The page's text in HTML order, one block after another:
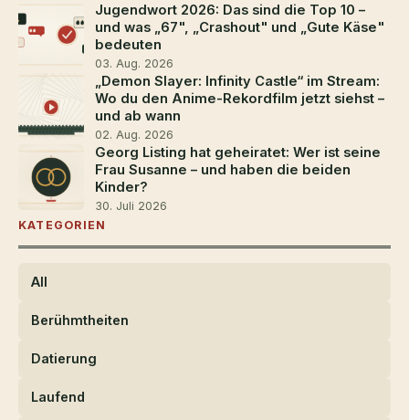
Jugendwort 2026: Das sind die Top 10 –
und was „67", „Crashout" und „Gute Käse"
bedeuten
03. Aug. 2026
„Demon Slayer: Infinity Castle“ im Stream:
Wo du den Anime-Rekordfilm jetzt siehst –
und ab wann
02. Aug. 2026
Georg Listing hat geheiratet: Wer ist seine
Frau Susanne – und haben die beiden
Kinder?
30. Juli 2026
KATEGORIEN
All
Berühmtheiten
Datierung
Laufend